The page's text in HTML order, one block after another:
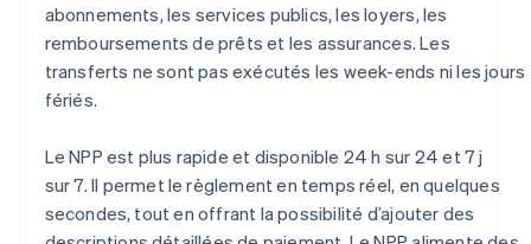
abonnements, les services publics, les loyers, les
remboursements de prêts et les assurances. Les
transferts ne sont pas exécutés les week-ends ni les jours
fériés.
Le NPP est plus rapide et disponible 24 h sur 24 et 7 j
sur 7. Il permet le règlement en temps réel, en quelques
secondes, tout en offrant la possibilité d’ajouter des